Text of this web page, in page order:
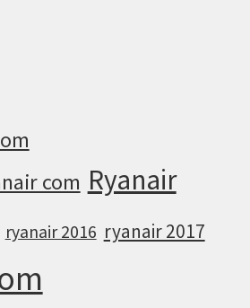
com Ryanair
ryanair 2016 ryanair 2017